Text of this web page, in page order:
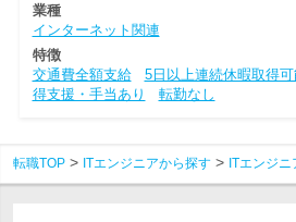
業種
インターネット関連
特徴
交通費全額支給
5日以上連続休暇取得可
得支援・手当あり
転勤なし
転職TOP ITエンジニアから探す ITエンジニ